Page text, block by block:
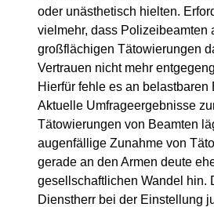
oder unästhetisch hielten.
vielmehr, dass Polizeibeamten
großflächigen Tätowierungen
Vertrauen nicht mehr
Hierfür fehle es an belastbaren
Aktuelle Umfrageergebnisse
Tätowierungen von Beamten
augenfällige Zunahme von
gerade an den Armen deute
gesellschaftlichen Wandel hin.
Dienstherr bei der Einstellung